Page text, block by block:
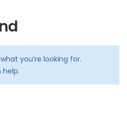
you’re looking for.
help.